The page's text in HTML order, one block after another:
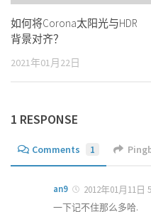
如何将Corona太阳光与HDR
背景对齐？
2021年01月22日
1 RESPONSE
Comments 1
an9
2012年01月11日
一下记不住那么多哈.